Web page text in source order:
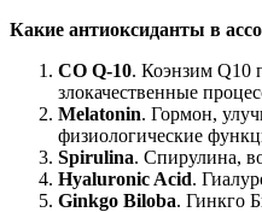
Какие антиоксиданты в
CO Q-10. Коэнзим Q10
злокачественные
Melatonin. Гормон,
физиологические
Spirulina. Спирулина,
Hyaluronic Acid.
Ginkgo Biloba. Гинкго